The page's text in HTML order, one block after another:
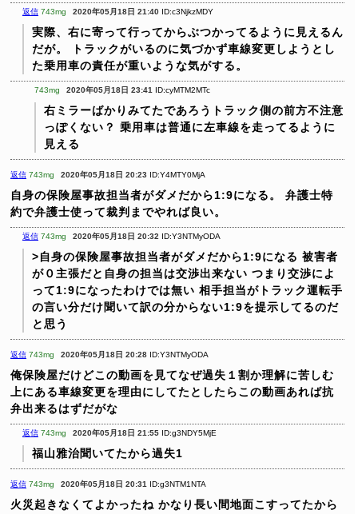
返信 743mg 2020年05月18日 21:40 ID:c3NjkzMDY
実際、右に寄って行ってからぶつかってるように見えるん
だが。
トラックがいるのに気づかず車線変更しようとし
た乗用車の責任が重いような気がする。
743mg 2020年05月18日 23:41 ID:cyMTM2MTc
右ミラーばかりみてたであろうトラック側の前方不注意
っぽくない？ 乗用車は普通に左車線を走ってるように
見える
返信 743mg 2020年05月18日 20:23 ID:Y4MTY0MjA
自身の保険屋事故担当者がダメだから1:9になる。
弁護士特
約で弁護士使って裁判までやれば良い。
返信 743mg 2020年05月18日 20:32 ID:Y3NTMyODA
>自身の保険屋事故担当者がダメだから1:9になる 被害者
が０主張だと自身の担当は交渉出来ない つまり交渉によ
って1:9になったわけでは無い 相手担当がトラック運転手
の言い分だけ聞いて訳の分からない1:9を提示してるのだ
と思う
返信 743mg 2020年05月18日 20:28 ID:Y3NTMyODA
俺保険屋だけどこの動画を見てなぜ過失１割か理解に苦しむ
上にある車線変更を理由にしてたとしたらこの動画あれば抗
弁出来るはずだがな
返信 743mg 2020年05月18日 21:55 ID:g3NDY5MjE
福山雅治聞いてたから過失1
返信 743mg 2020年05月18日 20:31 ID:g3NTM1NTA
火災起きなくてよかったね かなり長い間地面こすってたから